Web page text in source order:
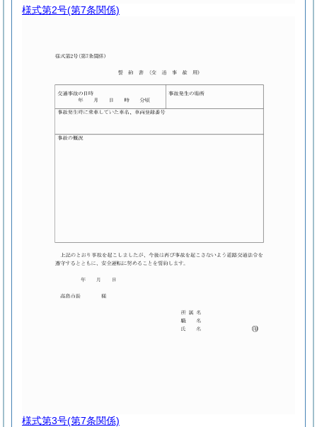
様式第2号(第7条関係)
様式第3号(第7条関係)